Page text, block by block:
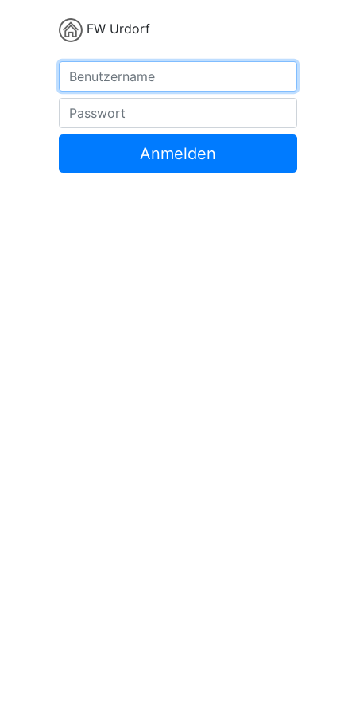
FW Urdorf
Benutzername
Passwort
Anmelden